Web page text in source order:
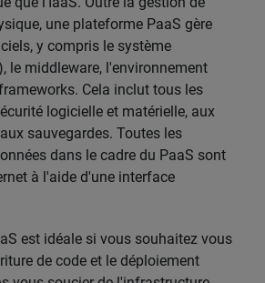
une plateforme PaaS gère
y compris le système
le middleware, l'environnement
Cela inclut tous les
logicielle et matérielle, aux
sauvegardes. Toutes les
dans le cadre du PaaS sont
à l'aide d'une interface
est idéale si vous souhaitez vous
de code et le déploiement